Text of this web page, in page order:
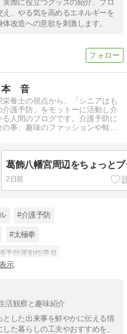
際に役立つグッズの紹介、プロ
、やる気を高めるエネルギーを
改造への意欲を刺激します。
音
養士の視点から、「シニアはも
護予防」をモットーに活動し介
人間のブログです。介護予防に
事、趣味のファッションや蛙に
葛飾八幡宮周辺をちょっと
2日前
#介護予防
#太極拳
予防運動指導員
示
活観察と趣味紹介
した出来事を鮮やかに伝える情
た暮らしの工夫やおすすめを、